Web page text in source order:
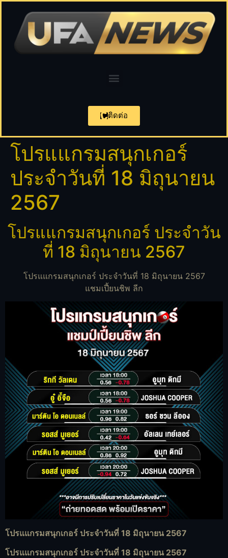
ติดต่อ
โปรแแกรมสนุกเกอร์
ประจำวันที่ 18 มิถุนายน
2567
โปรแแกรมสนุกเกอร์ ประจำวัน
ที่ 18 มิถุนายน 2567
โปรแแกรมสนุกเกอร์ ประจำวันที่ 18 มิถุนายน 2567
แชมเปี้ยนชิพ ลีก
โปรแแกรมสนุกเกอร์ ประจำวันที่ 18 มิถุนายน 2567
โปรแแกรมสนุกเกอร์ ประจำวันที่ 18 มิถุนายน 2567